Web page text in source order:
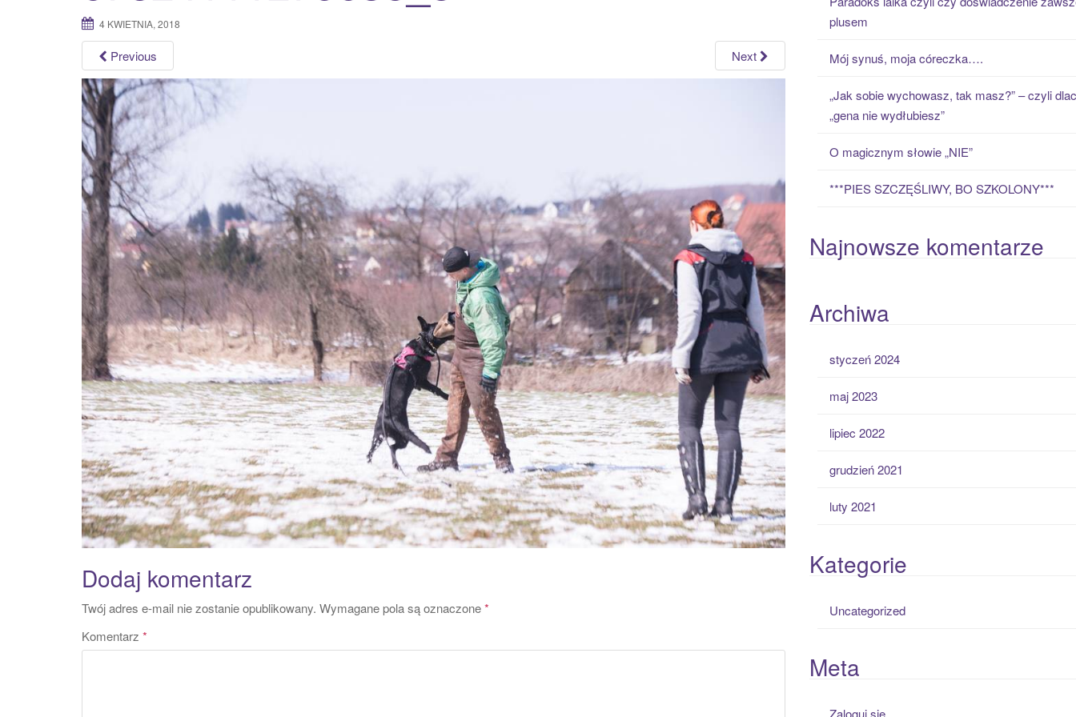
4 KWIETNIA, 2018
Previous Next
Dodaj komentarz
Twój adres e-mail nie zostanie opublikowany. Wymagane pola są oznaczone*
Komentarz *
plusem
Mój synuś, moja córeczka….
„Jak sobie wychowasz, tak masz?” – czyli
„gena nie wydłubiesz”
O magicznym słowie „NIE”
***PIES SZCZĘŚLIWY, BO SZKOLONY***
Najnowsze komentarze
Archiwa
styczeń 2024
maj 2023
lipiec 2022
grudzień 2021
luty 2021
Kategorie
Uncategorized
Meta
Zaloguj się